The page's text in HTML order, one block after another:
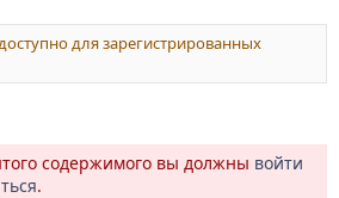
для зарегистрированных
содержимого вы должны войти
.